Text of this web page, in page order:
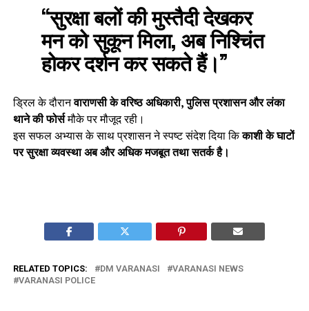
“सुरक्षा बलों की मुस्तैदी देखकर
मन को सुकून मिला, अब निश्चिंत
होकर दर्शन कर सकते हैं।”
ड्रिल के दौरानवाराणसी के वरिष्ठ अधिकारी, पुलिस प्रशासन और लंका
थाने की फोर्समौके पर मौजूद रही।
इस सफल अभ्यास के साथ प्रशासन ने स्पष्ट संदेश दिया किकाशी के घाटों
पर सुरक्षा व्यवस्था अब और अधिक मजबूत तथा सतर्क है।
RELATED TOPICS: DM VARANASI
VARANASI NEWS
VARANASI POLICE